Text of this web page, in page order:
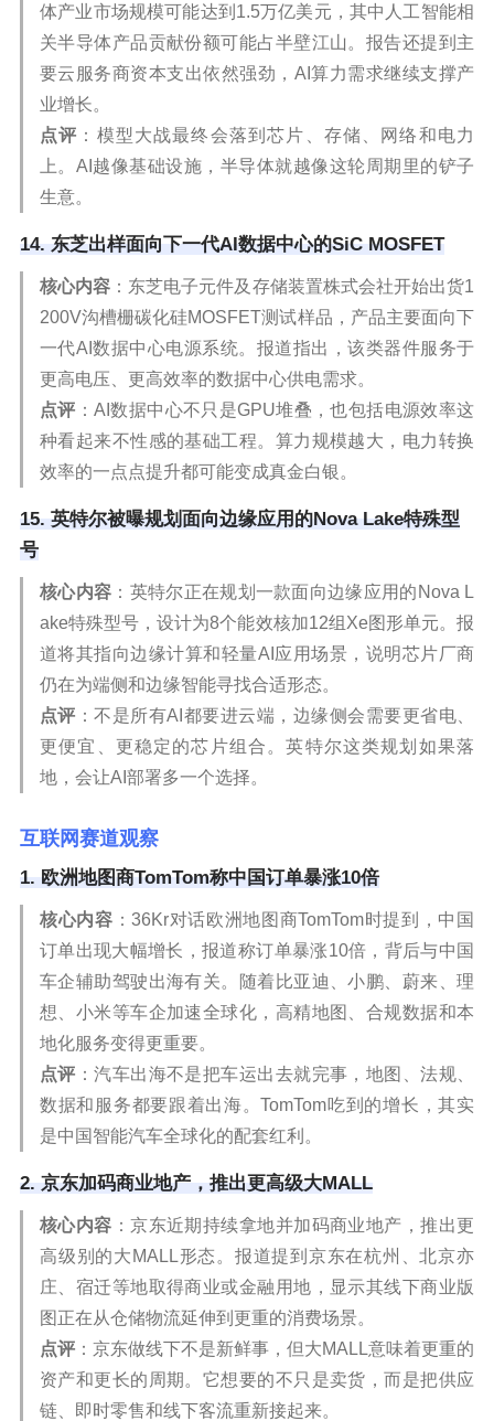
体产业市场规模可能达到1.5万亿美元，其中人工智能相
关半导体产品贡献份额可能占半壁江山。报告还提到主
要云服务商资本支出依然强劲，AI算力需求继续支撑产
业增长。
点评 ：模型大战最终会落到芯片、存储、网络和电力
上。AI越像基础设施，半导体就越像这轮周期里的铲子
生意。
14. 东芝出样面向下一代AI数据中心的SiC MOSFET
核心内容 ：东芝电子元件及存储装置株式会社开始出货1
200V沟槽栅碳化硅MOSFET测试样品，产品主要面向下
一代AI数据中心电源系统。报道指出，该类器件服务于
更高电压、更高效率的数据中心供电需求。
点评 ：AI数据中心不只是GPU堆叠，也包括电源效率这
种看起来不性感的基础工程。算力规模越大，电力转换
效率的一点点提升都可能变成真金白银。
15. 英特尔被曝规划面向边缘应用的Nova Lake特殊型
号
核心内容 ：英特尔正在规划一款面向边缘应用的Nova L
ake特殊型号，设计为8个能效核加12组Xe图形单元。报
道将其指向边缘计算和轻量AI应用场景，说明芯片厂商
仍在为端侧和边缘智能寻找合适形态。
点评 ：不是所有AI都要进云端，边缘侧会需要更省电、
更便宜、更稳定的芯片组合。英特尔这类规划如果落
地，会让AI部署多一个选择。
互联网赛道观察
1. 欧洲地图商TomTom称中国订单暴涨10倍
核心内容 ：36Kr对话欧洲地图商TomTom时提到，中国
订单出现大幅增长，报道称订单暴涨10倍，背后与中国
车企辅助驾驶出海有关。随着比亚迪、小鹏、蔚来、理
想、小米等车企加速全球化，高精地图、合规数据和本
地化服务变得更重要。
点评 ：汽车出海不是把车运出去就完事，地图、法规、
数据和服务都要跟着出海。TomTom吃到的增长，其实
是中国智能汽车全球化的配套红利。
2. 京东加码商业地产，推出更高级大MALL
核心内容 ：京东近期持续拿地并加码商业地产，推出更
高级别的大MALL形态。报道提到京东在杭州、北京亦
庄、宿迁等地取得商业或金融用地，显示其线下商业版
图正在从仓储物流延伸到更重的消费场景。
点评 ：京东做线下不是新鲜事，但大MALL意味着更重的
资产和更长的周期。它想要的不只是卖货，而是把供应
链、即时零售和线下客流重新接起来。